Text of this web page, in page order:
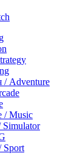
Adventure
/ Music
Sport